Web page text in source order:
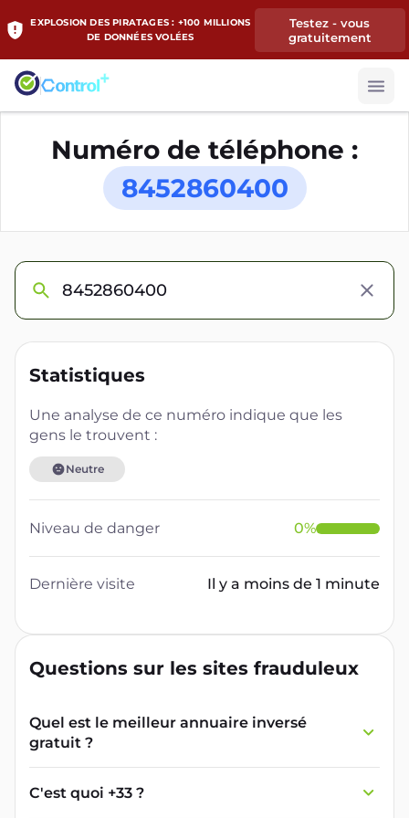
EXPLOSION DES PIRATAGES : +100 MILLIONS
DE DONNÉES VOLÉES
Testez - vous
gratuitement
Numéro de téléphone :
8452860400
Statistiques
Une analyse de ce numéro indique que les
gens le trouvent :
Neutre
Niveau de danger 0%
Dernière visite Il y a moins de 1 minute
Questions sur les sites frauduleux
Quel est le meilleur annuaire inversé
gratuit ?
France Verif inclut une fonctionnalité de
recherche de numéro inversée qui est efficace
et gratuite pour identifier les appelants
C'est quoi +33 ?
L'indicatif +33 est le code téléphonique